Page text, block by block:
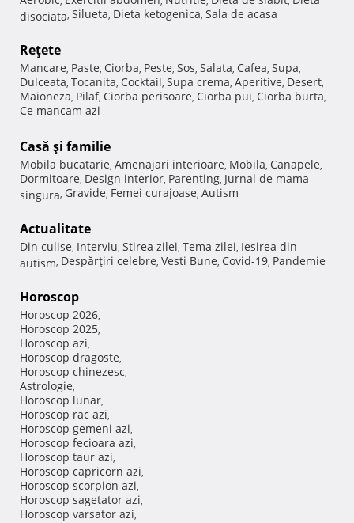
disociata, Silueta, Dieta ketogenica, Sala de acasa
Reţete
Mancare, Paste, Ciorba, Peste, Sos, Salata, Cafea, Supa,
Dulceata, Tocanita, Cocktail, Supa crema, Aperitive, Desert,
Maioneza, Pilaf, Ciorba perisoare, Ciorba pui, Ciorba burta,
Ce mancam azi
Casă şi familie
Mobila bucatarie, Amenajari interioare, Mobila, Canapele,
Dormitoare, Design interior, Parenting, Jurnal de mama
singura, Gravide, Femei curajoase, Autism
Actualitate
Din culise, Interviu, Stirea zilei, Tema zilei, Iesirea din
autism, Despărţiri celebre, Vesti Bune, Covid-19, Pandemie
Horoscop
Horoscop 2026,
Horoscop 2025,
Horoscop azi,
Horoscop dragoste,
Horoscop chinezesc,
Astrologie,
Horoscop lunar,
Horoscop rac azi,
Horoscop gemeni azi,
Horoscop fecioara azi,
Horoscop taur azi,
Horoscop capricorn azi,
Horoscop scorpion azi,
Horoscop sagetator azi,
Horoscop varsator azi,